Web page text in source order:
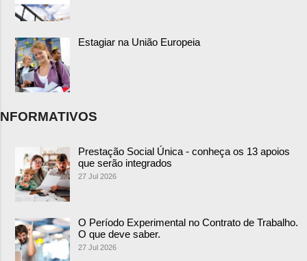
Estagiar na União Europeia
NFORMATIVOS
Prestação Social Única - conheça os 13 apoios
que serão integrados
27 Jul 2026
O Período Experimental no Contrato de Trabalho.
O que deve saber.
27 Jul 2026